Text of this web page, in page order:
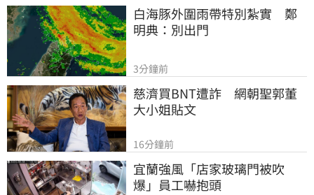
白海豚外圍雨帶特別紮實　鄭
明典：別出門
3分鐘前
慈濟買BNT遭詐　網朝聖郭董
大小姐貼文
16分鐘前
宜蘭強風「店家玻璃門被吹
爆」員工嚇抱頭